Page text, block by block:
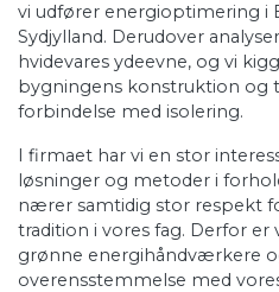
vi udfører energioptimering i
Sydjylland. Derudover
hvidevares ydeevne, og vi
bygningens konstruktion og
forbindelse med isolering.​
I firmaet har vi en stor
løsninger og metoder i
nærer samtidig stor respekt
tradition i vores fag. Derfor er
grønne energihåndværkere
overensstemmelse med